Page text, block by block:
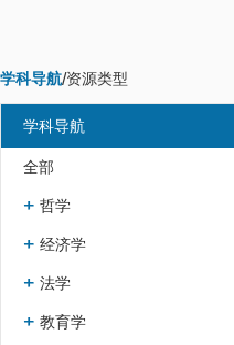
学科导航/资源类型
学科导航
全部
哲学
经济学
法学
教育学